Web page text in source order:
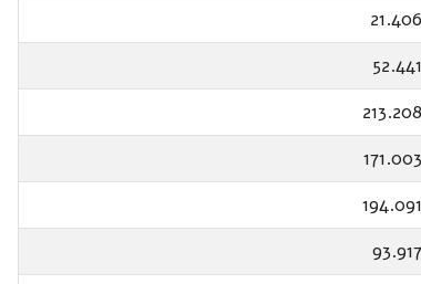
21.406
52.441
213.208
171.003
194.091
93.917